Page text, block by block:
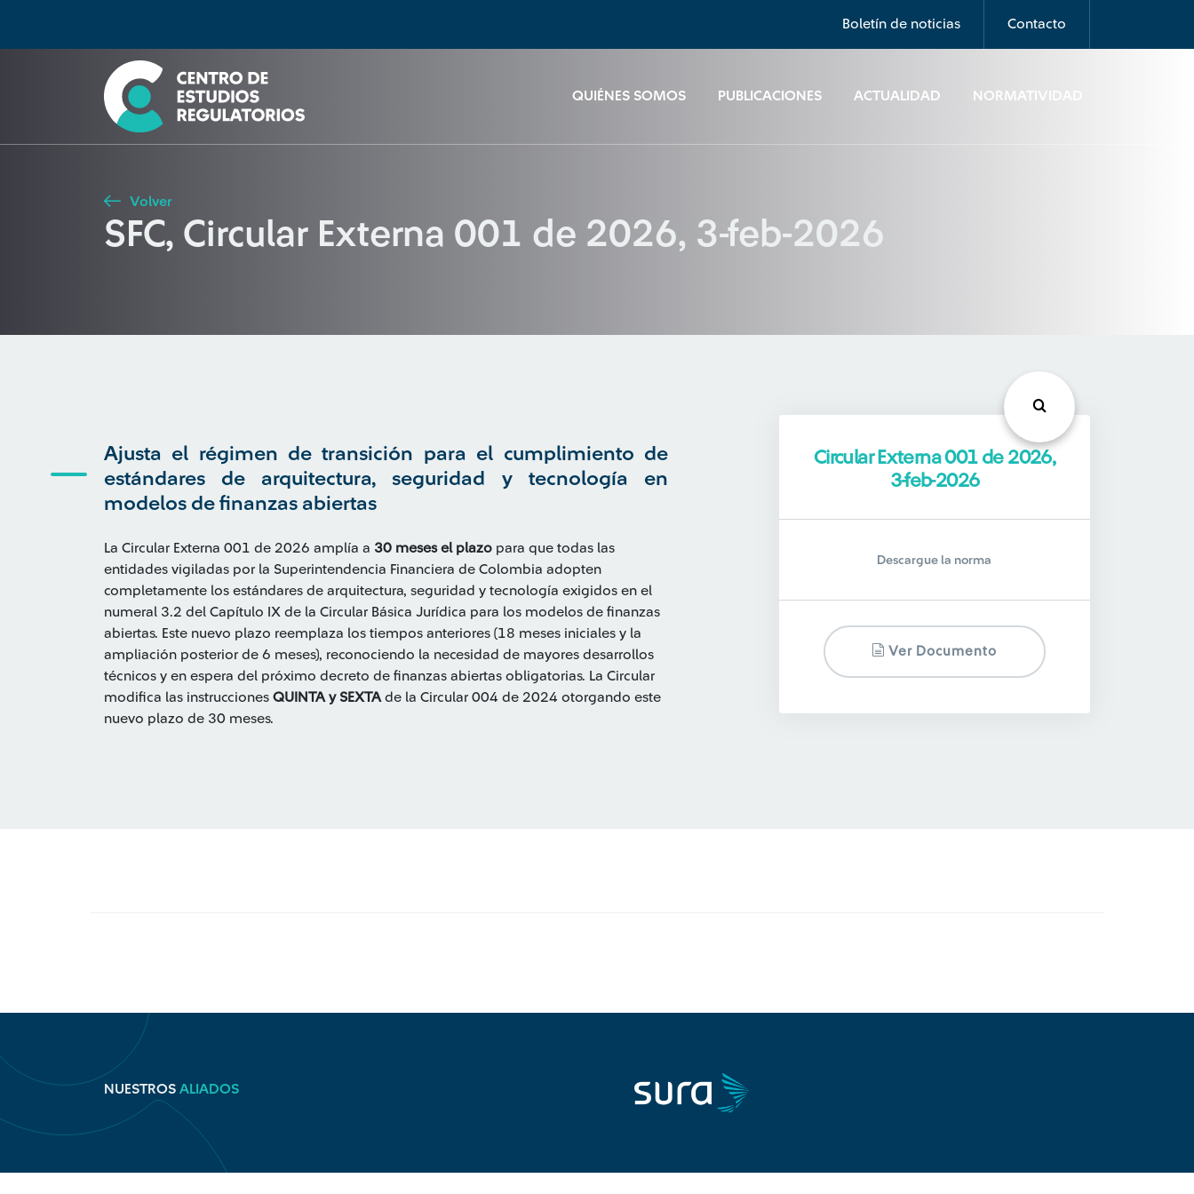
Boletín de noticias Contacto
QUIÉNES SOMOS PUBLICACIONES ACTUALIDAD NORMATIVIDAD
Seleccione país
Buscar
Volver
SFC, Circular Externa 001 de 2026, 3-feb-2026
Ajusta el régimen de transición para el cumplimiento de
estándares de arquitectura, seguridad y tecnología en
modelos de finanzas abiertas
La Circular Externa 001 de 2026 amplía a 30 meses el plazo para que todas las
entidades vigiladas por la Superintendencia Financiera de Colombia adopten
completamente los estándares de arquitectura, seguridad y tecnología exigidos en el
numeral 3.2 del Capítulo IX de la Circular Básica Jurídica para los modelos de finanzas
abiertas. Este nuevo plazo reemplaza los tiempos anteriores (18 meses iniciales y la
ampliación posterior de 6 meses), reconociendo la necesidad de mayores desarrollos
técnicos y en espera del próximo decreto de finanzas abiertas obligatorias. La Circular
modifica las instrucciones QUINTA y SEXTA de la Circular 004 de 2024 otorgando este
nuevo plazo de 30 meses.
Circular Externa 001 de 2026,
3-feb-2026
Descargue la norma
Ver Documento
NUESTROS ALIADOS